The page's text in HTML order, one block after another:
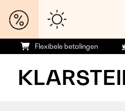
Flexibele betalingen